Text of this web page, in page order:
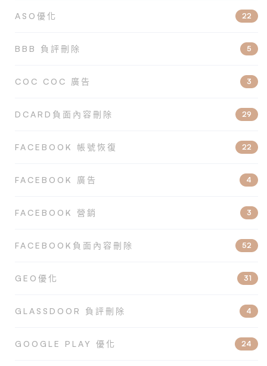
ASO優化 22
BBB 負評刪除 5
COC COC 廣告 3
DCARD負面內容刪除 29
FACEBOOK 帳號恢復 22
FACEBOOK 廣告 4
FACEBOOK 營銷 3
FACEBOOK負面內容刪除 52
GEO優化 31
GLASSDOOR 負評刪除 4
GOOGLE PLAY 優化 24